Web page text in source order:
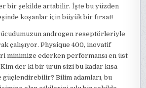
bir şekilde artabilir. İşte bu yüzden
koşanlar için büyük bir fırsat!
androgen reseptörleriyle
çalışıyor. Physique 400, inovatif
minimize ederken performansı en üst
der ki bir ürün sizi bu kadar kısa
Bilim adamları, bu